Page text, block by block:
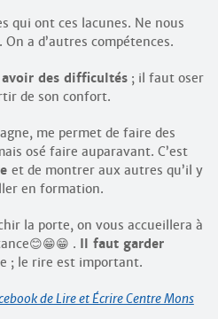
qui ont ces lacunes. Ne nous
a d’autres compétences.
avoir des difficultés; il faut oser
de son confort.
me permet de faire des
osé faire auparavant. C’est
et de montrer aux autres qu’il y
en formation.
la porte, on vous accueillera à
. Il faut garder
; le rire est important.
de Lire et Écrire Centre Mons